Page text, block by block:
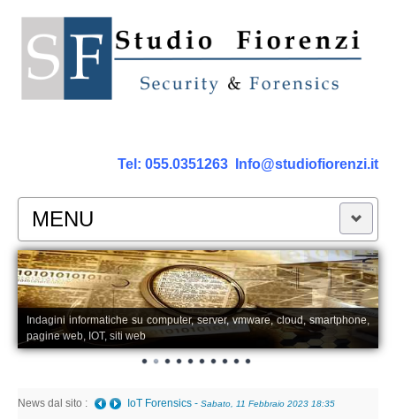
Tel: 055.0351263 Info@studiofiorenzi.it
MENU
PERIZIE
Perizia Computer
Perizia Smartphone Tablet,Cell.
Perizia Rete dati
Indagini informatiche su computer, server, vmware, cloud, smartphone,
pagine web, IOT, siti web
News dal sito : IoT Forensics - Sabato, 11 Febbraio 2023 18:35